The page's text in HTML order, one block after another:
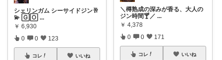
シェリンガム シーサイドジン🥂
💫 🄶🄾 ...
￥ 6,930
0 0 123
コレ いいね
＼樽熟成の深みが香る、大人の
ジン時間🍸／ ...
￥ 4,378
0 0 171
コレ いいね